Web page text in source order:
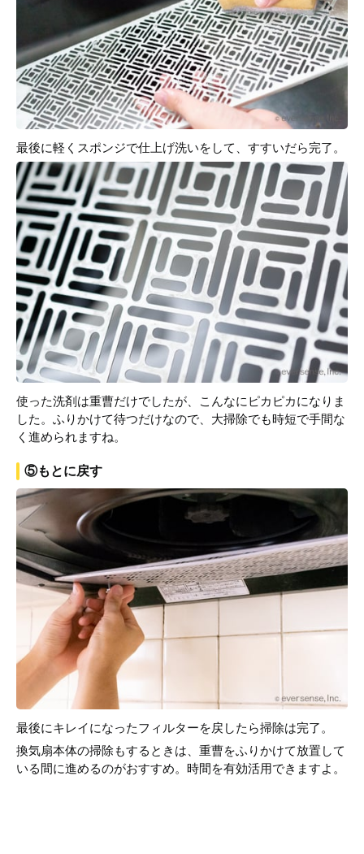
最後に軽くスポンジで仕上げ洗いをして、すすいだら完了。
使った洗剤は重曹だけでしたが、こんなにピカピカになりま
した。ふりかけて待つだけなので、大掃除でも時短で手間な
く進められますね。
⑤もとに戻す
最後にキレイになったフィルターを戻したら掃除は完了。
換気扇本体の掃除もするときは、重曹をふりかけて放置して
いる間に進めるのがおすすめ。時間を有効活用できますよ。